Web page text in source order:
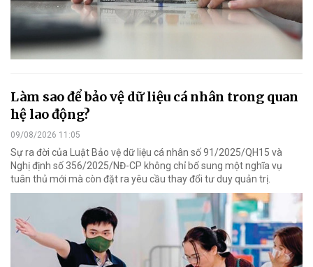
Làm sao để bảo vệ dữ liệu cá nhân trong quan
hệ lao động?
09/08/2026 11:05
Sự ra đời của Luật Bảo vệ dữ liệu cá nhân số 91/2025/QH15 và
Nghị định số 356/2025/NĐ-CP không chỉ bổ sung một nghĩa vụ
tuân thủ mới mà còn đặt ra yêu cầu thay đổi tư duy quản trị.